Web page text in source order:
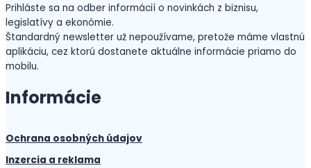
Prihláste sa na odber informácií o novinkách z biznisu,
legislatívy a ekonómie.
Štandardný newsletter už nepoužívame, pretože máme vlastnú
aplikáciu, cez ktorú dostanete aktuálne informácie priamo do
mobilu.
Informácie
Ochrana osobných údajov
Inzercia a reklama